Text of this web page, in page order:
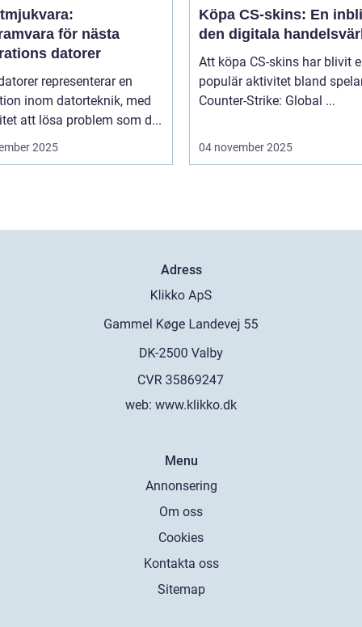
för nästa
datorer
representerar en
inom datorteknik, med
att lösa problem som d...
2025
Köpa CS-skins: En
den digitala
Att köpa CS-skins har blivit
populär aktivitet bland
Counter-Strike: Global ...
04 november 2025
Adress
web: www.klikko.dk
Menu
Annonsering
Om oss
Cookies
Kontakta oss
Sitemap